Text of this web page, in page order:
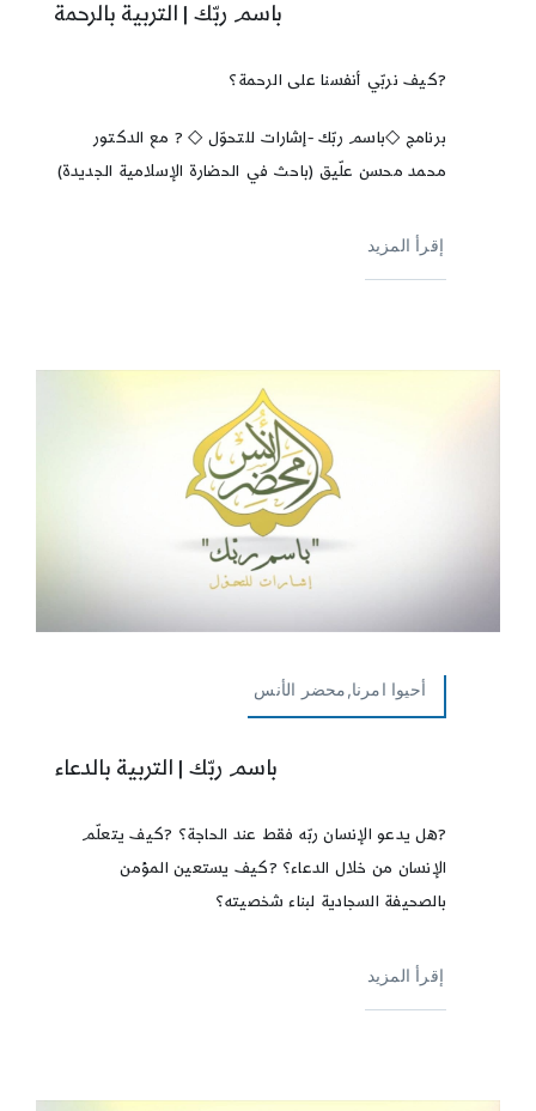
باسم ربّك | التربية بالرحمة
?كيف نربّي أنفسنا على الرحمة؟
برنامج ◇باسم ربّك -إشارات للتحوّل ◇ ? مع الدكتور
محمد محسن علّيق (باحث في الحضارة الإسلامية الجديدة)
إقرأ المزيد
أحيوا امرنا,محضر الأنس
باسم ربّك | التربية بالدعاء
?هل يدعو الإنسان ربّه فقط عند الحاجة؟ ?كيف يتعلّم
الإنسان من خلال الدعاء؟ ?كيف يستعين المؤمن
بالصحيفة السجادية لبناء شخصيته؟
إقرأ المزيد